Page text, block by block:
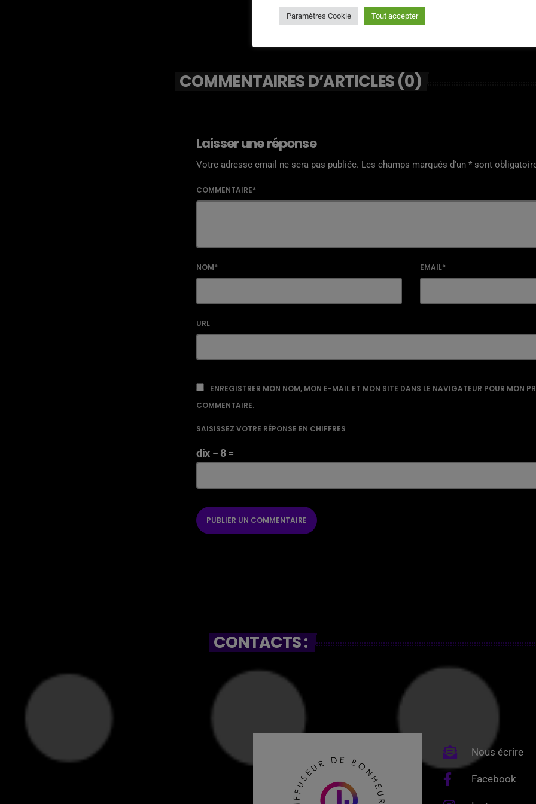
COMMENTAIRES D’ARTICLES (0)
Laisser une réponse
Votre adresse email ne sera pas publiée. Les champs marqués d'un * sont
COMMENTAIRE*
NOM* EMAIL*
URL
ENREGISTRER MON NOM, MON E-MAIL ET MON SITE DANS LE NAVIGATEUR POUR MON
COMMENTAIRE.
SAISISSEZ VOTRE RÉPONSE EN CHIFFRES
dix − 8 =
CONTACTS :
Nous écrire
Facebook
Paramètres Cookie Tout accepter